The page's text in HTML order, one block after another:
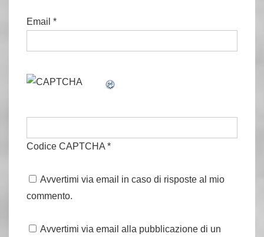
Email *
Codice CAPTCHA *
Avvertimi via email in caso di risposte al mio
commento.
Avvertimi via email alla pubblicazione di un